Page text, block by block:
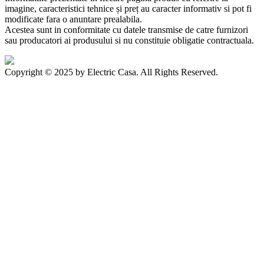
imagine, caracteristici tehnice și preț au caracter informativ si pot fi
modificate fara o anuntare prealabila.
Acestea sunt in conformitate cu datele transmise de catre furnizori
sau producatori ai produsului si nu constituie obligatie contractuala.
Copyright © 2025 by Electric Casa. All Rights Reserved.